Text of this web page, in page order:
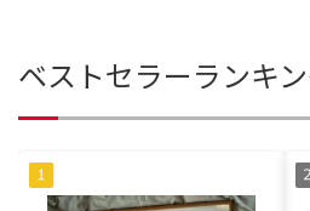
ベストセラーランキ